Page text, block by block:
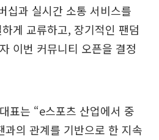
십과 실시간 소통 서비스를
게 교류하고, 장기적인 팬덤
이번 커뮤니티 오픈을 결정
표는 “e스포츠 산업에서 중
과의 관계를 기반으로 한 지속